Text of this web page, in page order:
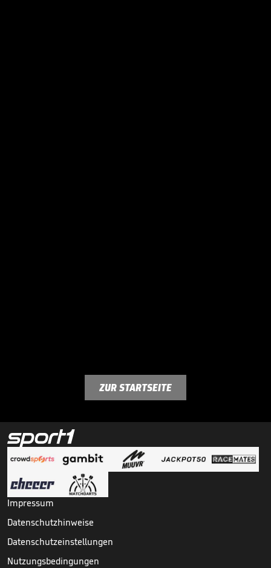
ZUR STARTSEITE
Impressum
Datenschutzhinweise
Datenschutzeinstellungen
Nutzungsbedingungen